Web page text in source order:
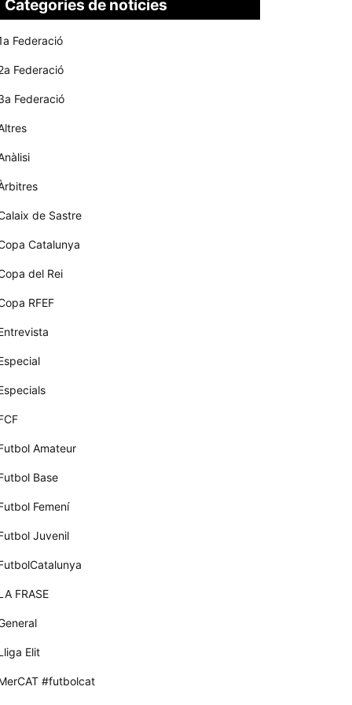
Categories de notícies
Federació
Federació
Federació
de Sastre
Catalunya
del Rei
RFEF
Amateur
Base
Femení
Juvenil
FRASE
Elit
#futbolcat